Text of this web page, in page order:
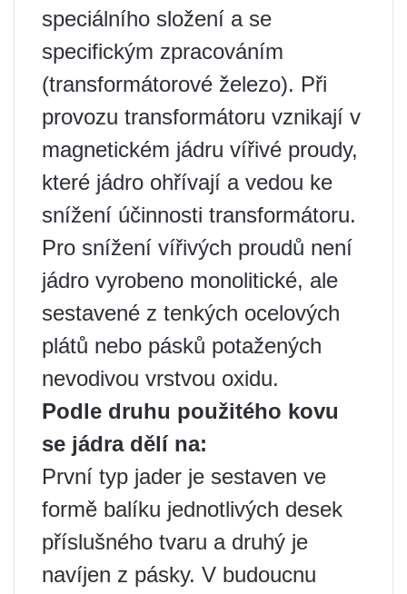
speciálního složení a se
specifickým zpracováním
(transformátorové železo). Při
provozu transformátoru vznikají v
magnetickém jádru vířivé proudy,
které jádro ohřívají a vedou ke
snížení účinnosti transformátoru.
Pro snížení vířivých proudů není
jádro vyrobeno monolitické, ale
sestavené z tenkých ocelových
plátů nebo pásků potažených
nevodivou vrstvou oxidu.
Podle druhu použitého kovu
se jádra dělí na:
První typ jader je sestaven ve
formě balíku jednotlivých desek
příslušného tvaru a druhý je
navíjen z pásky. V budoucnu